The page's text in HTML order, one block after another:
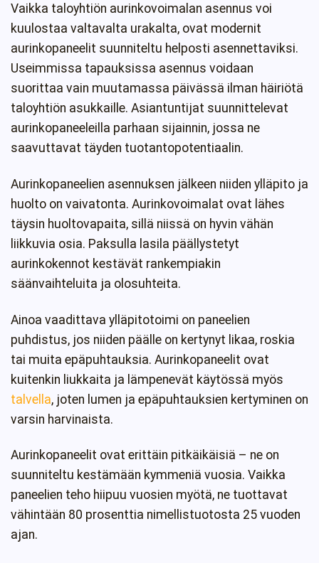
Vaikka taloyhtiön aurinkovoimalan asennus voi
kuulostaa valtavalta urakalta, ovat modernit
aurinkopaneelit suunniteltu helposti asennettaviksi.
Useimmissa tapauksissa asennus voidaan
suorittaa vain muutamassa päivässä ilman häiriötä
taloyhtiön asukkaille. Asiantuntijat suunnittelevat
aurinkopaneeleilla parhaan sijainnin, jossa ne
saavuttavat täyden tuotantopotentiaalin.
Aurinkopaneelien asennuksen jälkeen niiden ylläpito ja
huolto on vaivatonta. Aurinkovoimalat ovat lähes
täysin huoltovapaita, sillä niissä on hyvin vähän
liikkuvia osia. Paksulla lasila päällystetyt
aurinkokennot kestävät rankempiakin
säänvaihteluita ja olosuhteita.
Ainoa vaadittava ylläpitotoimi on paneelien
puhdistus, jos niiden päälle on kertynyt likaa, roskia
tai muita epäpuhtauksia. Aurinkopaneelit ovat
kuitenkin liukkaita ja lämpenevät käytössä myös
talvella, joten lumen ja epäpuhtauksien kertyminen on
varsin harvinaista.
Aurinkopaneelit ovat erittäin pitkäikäisiä – ne on
suunniteltu kestämään kymmeniä vuosia. Vaikka
paneelien teho hiipuu vuosien myötä, ne tuottavat
vähintään 80 prosenttia nimellistuotosta 25 vuoden
ajan.